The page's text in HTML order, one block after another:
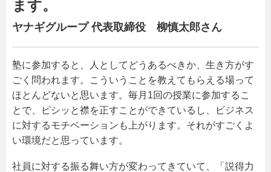
ます。
ヤナギグループ 代表取締役 柳慎太郎さん
塾に参加すると、人としてどうあるべきか、生き方がす
ごく問われます。こういうことを教えてもらえる場って
ほとんどないと思います。毎月1回の授業に参加するこ
とで、ピシッと襟を正すことができているし、ビジネス
に対するモチベーションも上がります。それがすごくよ
い環境だと思っています。
社員に対する振る舞い方が変わってきていて、「説得力